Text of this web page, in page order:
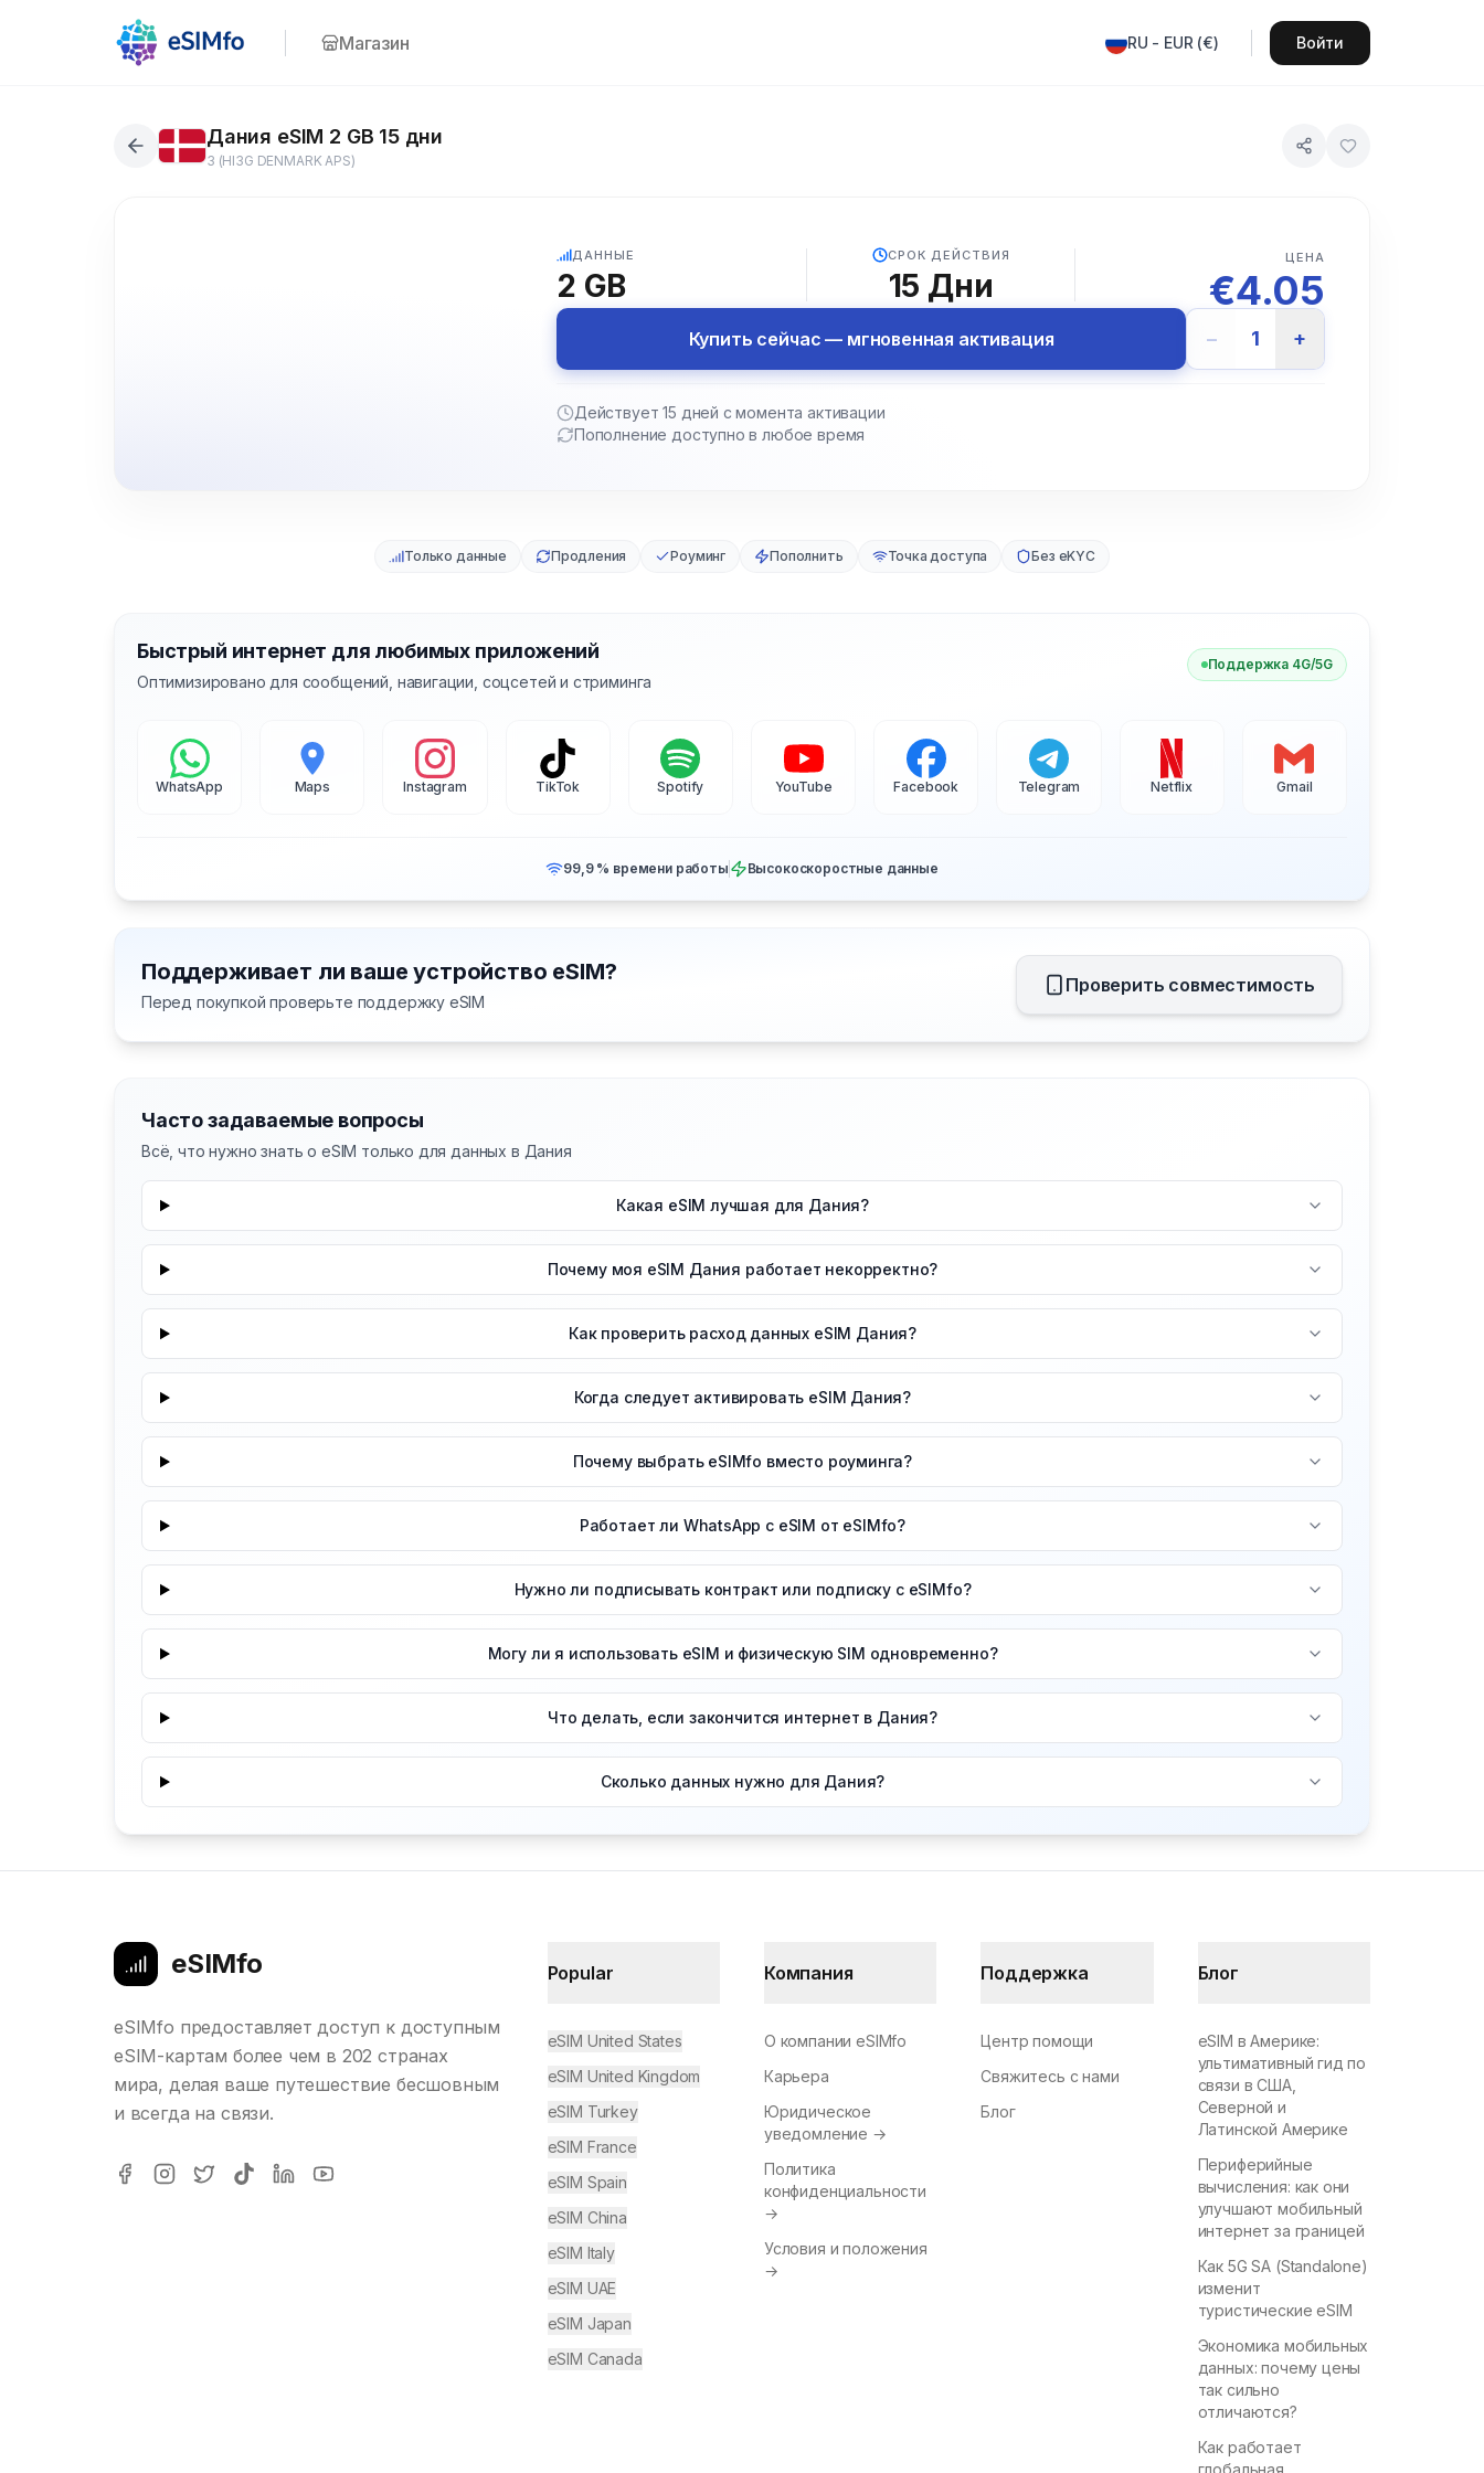
Магазин RU - EUR (€) Войти
Дания eSIM 2 GB 15 дни
3 (HI3G DENMARK APS)
ДАННЫЕ
2 GB
СРОК ДЕЙСТВИЯ
15 Дни
ЦЕНА
€4.05
Купить сейчас — мгновенная активация − 1 +
Действует 15 дней с момента активации
Пополнение доступно в любое время
Только данные Продления Роуминг Пополнить Точка доступа Без eKYC
Быстрый интернет для любимых приложений
Оптимизировано для сообщений, навигации, соцсетей и стриминга
Поддержка 4G/5G
WhatsApp Maps Instagram TikTok Spotify YouTube Facebook Telegram Netflix Gmail
99,9 % времени работы Высокоскоростные данные
Поддерживает ли ваше устройство eSIM?
Перед покупкой проверьте поддержку eSIM
Проверить совместимость
Часто задаваемые вопросы
Всё, что нужно знать о eSIM только для данных в Дания
Какая eSIM лучшая для Дания?
Почему моя eSIM Дания работает некорректно?
Как проверить расход данных eSIM Дания?
Когда следует активировать eSIM Дания?
Почему выбрать eSIMfo вместо роуминга?
Работает ли WhatsApp с eSIM от eSIMfo?
Нужно ли подписывать контракт или подписку с eSIMfo?
Могу ли я использовать eSIM и физическую SIM одновременно?
Что делать, если закончится интернет в Дания?
Сколько данных нужно для Дания?
eSIMfo
eSIMfo предоставляет доступ к доступным
eSIM-картам более чем в 202 странах
мира, делая ваше путешествие бесшовным
и всегда на связи.
Popular
eSIM United States
eSIM United Kingdom
eSIM Turkey
eSIM France
eSIM Spain
eSIM China
eSIM Italy
eSIM UAE
eSIM Japan
eSIM Canada
Компания
О компании eSIMfo
Карьера
Юридическое
уведомление →
Политика
конфиденциальности
→
Условия и положения
→
Поддержка
Центр помощи
Свяжитесь с нами
Блог
Блог
eSIM в Америке:
ультимативный гид по
связи в США,
Северной и
Латинской Америке
Периферийные
вычисления: как они
улучшают мобильный
интернет за границей
Как 5G SA (Standalone)
изменит
туристические eSIM
Экономика мобильных
данных: почему цены
так сильно
отличаются?
Как работает
глобальная